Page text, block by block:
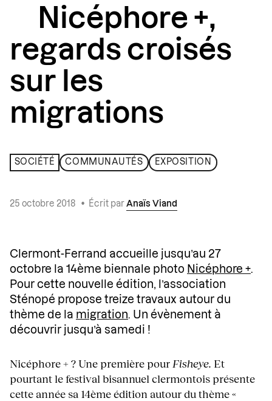
Nicéphore +,
regards croisés
sur les
migrations
SOCIÉTÉ COMMUNAUTÉS EXPOSITION
25 octobre 2018 • Écrit par Anaïs Viand
Clermont-Ferrand accueille jusqu’au 27
octobre la 14ème biennale photo Nicéphore +.
Pour cette nouvelle édition, l’association
Sténopé propose treize travaux autour du
thème de la migration. Un évènement à
découvrir jusqu’à samedi !
Nicéphore + ? Une première pour Fisheye. Et
pourtant le festival bisannuel clermontois présente
cette année sa 14ème édition autour du thème «